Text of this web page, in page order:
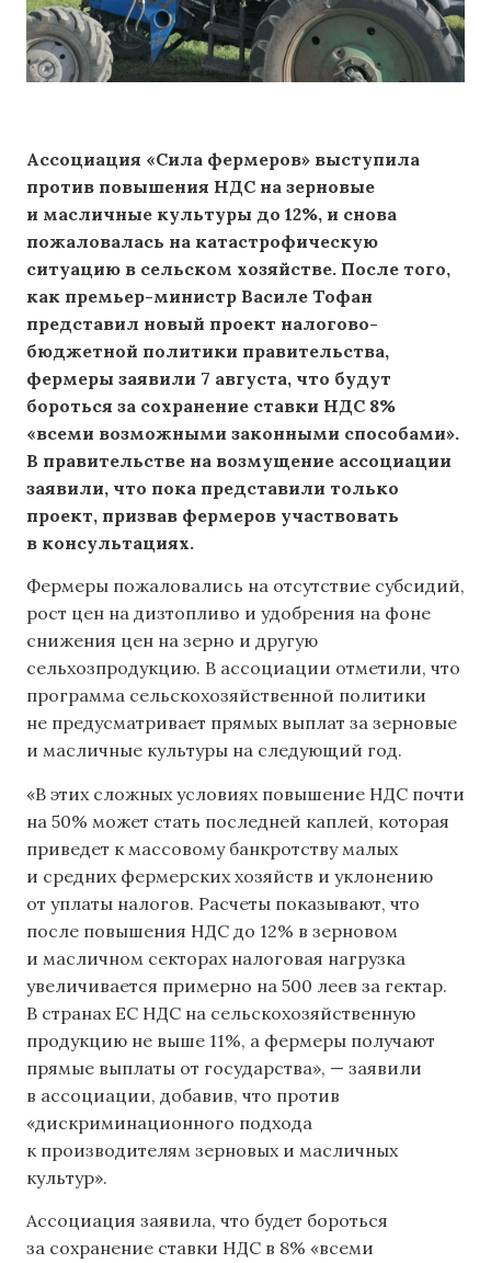
Ассоциация «Сила фермеров» выступила
против повышения НДС на зерновые
и масличные культуры до 12%, и снова
пожаловалась на катастрофическую
ситуацию в сельском хозяйстве. После того,
как премьер-министр Василе Тофан
представил новый проект налогово-
бюджетной политики правительства,
фермеры заявили 7 августа, что будут
бороться за сохранение ставки НДС 8%
«всеми возможными законными способами».
В правительстве на возмущение ассоциации
заявили, что пока представили только
проект, призвав фермеров участвовать
в консультациях.
Фермеры пожаловались на отсутствие субсидий,
рост цен на дизтопливо и удобрения на фоне
снижения цен на зерно и другую
сельхозпродукцию. В ассоциации отметили, что
программа сельскохозяйственной политики
не предусматривает прямых выплат за зерновые
и масличные культуры на следующий год.
«В этих сложных условиях повышение НДС почти
на 50% может стать последней каплей, которая
приведет к массовому банкротству малых
и средних фермерских хозяйств и уклонению
от уплаты налогов. Расчеты показывают, что
после повышения НДС до 12% в зерновом
и масличном секторах налоговая нагрузка
увеличивается примерно на 500 леев за гектар.
В странах ЕС НДС на сельскохозяйственную
продукцию не выше 11%, а фермеры получают
прямые выплаты от государства», — заявили
в ассоциации, добавив, что против
«дискриминационного подхода
к производителям зерновых и масличных
культур».
Ассоциация заявила, что будет бороться
за сохранение ставки НДС в 8% «всеми